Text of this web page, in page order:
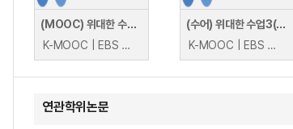
(MOOC) 위대한 수업3(GREAT MINDS) - 권력은 왜 부패하는가
K-MOOC | EBS 브라이언 클라스
(수어) 위대한 수업3(GREAT MINDS) - 권력은 왜 부패하는가
K-MOOC | EBS 브라이언 클라스
연관학위논문